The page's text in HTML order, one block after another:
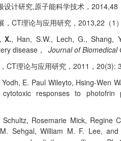
设计研究, 原子能科学技术， 2014,48
， CT理论与应用研究， 2013,22 （ 1
X., Han, S.W., Lech, G., Shang,
disease ， Journal of Biomedical
CT理论与应用研究， 2011 ， 20(3):
E. Paul Wileyto, Hsing-Wen
responses to
Rosemarie Mick, Regine
Sehgal, William M. F. Lee,